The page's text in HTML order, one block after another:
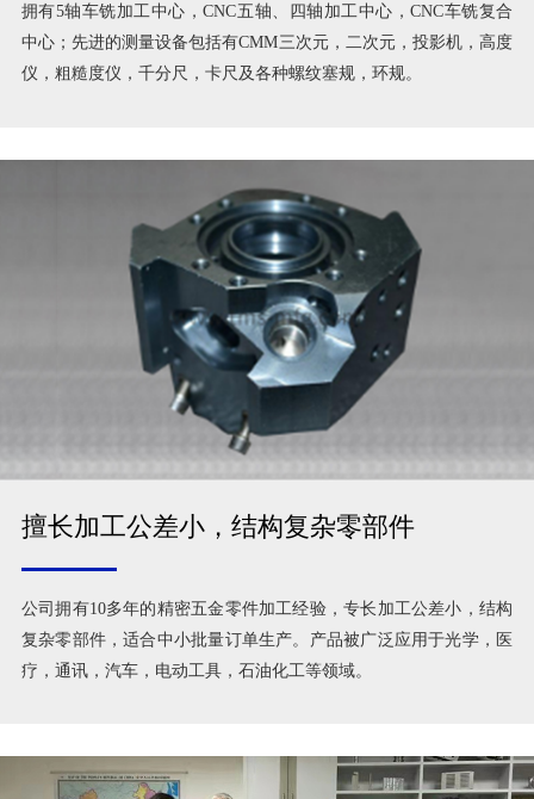
拥有5轴车铣加工中心，CNC五轴、四轴加工中心，CNC车铣复合
中心；先进的测量设备包括有CMM三次元，二次元，投影机，高度
仪，粗糙度仪，千分尺，卡尺及各种螺纹塞规，环规。
擅长加工公差小，结构复杂零部件
公司拥有10多年的精密五金零件加工经验，专长加工公差小，结构
复杂零部件，适合中小批量订单生产。产品被广泛应用于光学，医
疗，通讯，汽车，电动工具，石油化工等领域。